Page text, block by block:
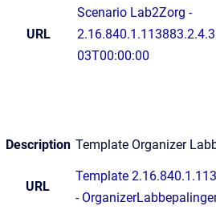
URL
Scenario Lab2Zorg -
03T00:00:00
Description Template Organizer
URL
Template
-